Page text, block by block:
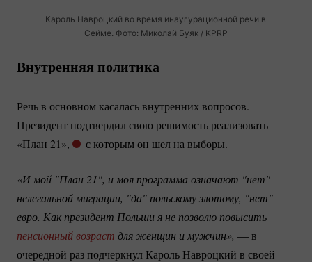
Кароль Навроцкий во время инаугурационной речи в
Сейме. Фото: Миколай Буяк / KPRP
Внутренняя политика
Речь в основном касалась внутренних вопросов.
Президент подтвердил свою решимость реализовать
«План 21»,
с которым он шел на выборы.
«И мой "План 21", и моя программа означают "нет"
нелегальной миграции, "да" польскому злотому, "нет"
пенсионный возраст для женщин и мужчин», — в
очередной раз подчеркнул Кароль Навроцкий в своей